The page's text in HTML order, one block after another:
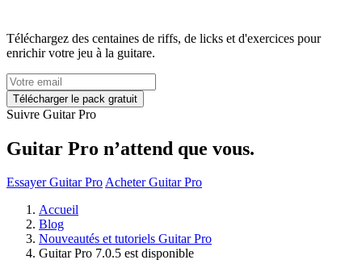
Téléchargez des centaines de riffs, de licks et d'exercices pour
enrichir votre jeu à la guitare.
Suivre Guitar Pro
Guitar Pro n’attend que vous.
Essayer Guitar ProAcheter Guitar Pro
Accueil
Blog
Nouveautés et tutoriels Guitar Pro
Guitar Pro 7.0.5 est disponible